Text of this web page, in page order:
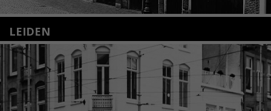
LEIDEN
Nieuwstraat 35
2312 KA Leiden
+31(0)71 – 52 84 480
info@kunsthuisleiden.nl